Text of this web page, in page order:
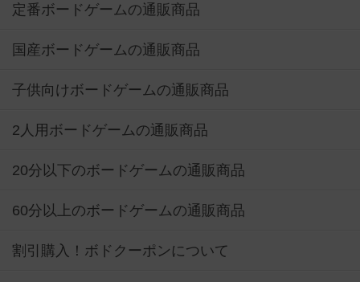
定番ボードゲームの通販商品
国産ボードゲームの通販商品
子供向けボードゲームの通販商品
2人用ボードゲームの通販商品
20分以下のボードゲームの通販商品
60分以上のボードゲームの通販商品
割引購入！ボドクーポンについて